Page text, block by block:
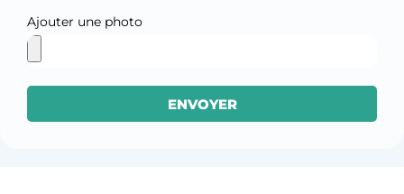
Ajouter une photo
ENVOYER